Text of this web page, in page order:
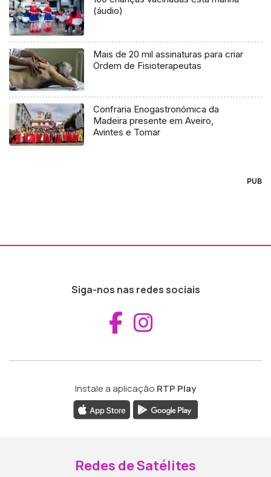
(áudio)
Mais de 20 mil assinaturas para criar
Ordem de Fisioterapeutas
Confraria Enogastronómica da
Madeira presente em Aveiro,
Avintes e Tomar
PUB
Siga-nos nas redes sociais
Aceder ao
Instale a aplicação RTP Play
Redes de Satélites